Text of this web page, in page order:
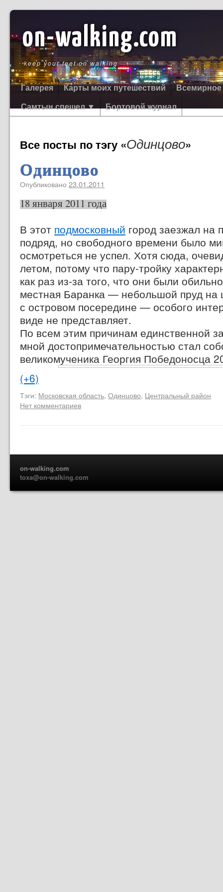
on-walking.com
keep your feet on walking
Галерея Карты моих путешествий
Самтын спешел ▼
Бортовой журнал
Все посты по тэгу «Одинцово»
Одинцово
Опубликовано 23.01.2011
18 января 2011 года
В этот подмосковный город заезжал на
подряд, но свободного времени было
осмотреться не успел. Хотя сюда,
летом, потому что пару-тройку
как раз из-за того, что они были
местная Баранка — небольшой пруд на
с островом посередине — особого
виде не представляет.
По всем этим причинам единственной
мной достопримечательностью стал
великомученика Георгия Победоносца
(+6)
Тэги: Московская область, Одинцово, Центральный район
Нет комментариев
on-walking.com
toxa@on-walking.com